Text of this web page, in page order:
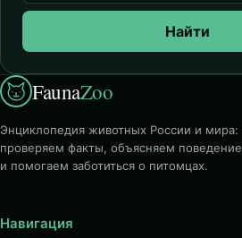
Найти
FaunaZoo
Энциклопедия животных России и мира:
проверяем факты, объясняем поведение
и помогаем заботиться о питомцах.
Навигация